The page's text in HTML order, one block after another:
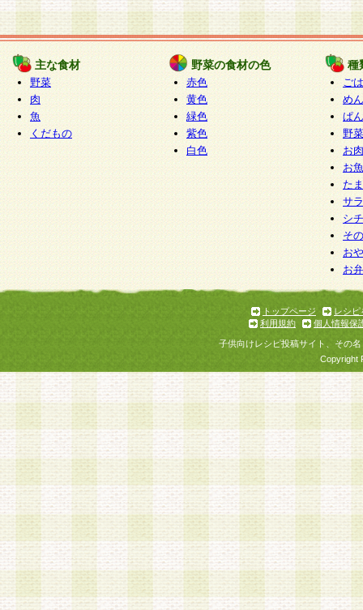
個人情報の取り扱いを外部に委託する場合は、
情報管理基準を満たす企業を選定して委託を行
が行われるよう監督します。
○開示対象個人情報の開示等および問い合わせ窓口
本人からの求めにより、当社が本件により取得
報の利用目的の通知・開示・内容の訂正・追加
停止・消去及び第三者への提供の禁止（以下、
といいます。）に応じます。
開示等に応じる窓口は以下になります。
ぱくすく食堂個人情報お客様相談窓口 paku-
m
個人情報を与えることは任意ですが、個人情報
意をいただけない場合には、当社のサービスの
お問い合わせ・ご相談への対応ができない場合
主な食材
野菜
肉
魚
くだもの
野菜の食材の色
赤色
黄色
緑色
紫色
白色
種
ご
めん
ぱん
野
お
お
た
サ
シ
そ
お
お
トップページ
レシピ
利用規約
個人情報保
子供向けレシピ投稿サイト、その
Copyright